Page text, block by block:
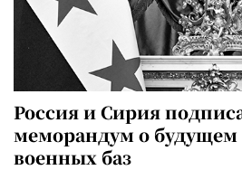
Россия и Сирия
меморандум о будущем
военных баз